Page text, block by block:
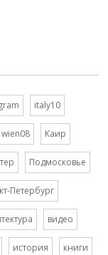
italy10
wien08 Каир
Подмосковье
Петербург
видео
история книги